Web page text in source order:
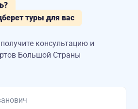
туры для вас
консультацию и
Большой Страны